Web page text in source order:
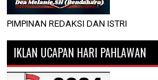
PIMPINAN REDAKSI DAN ISTRI
IKLAN UCAPAN HARI PAHLAWAN